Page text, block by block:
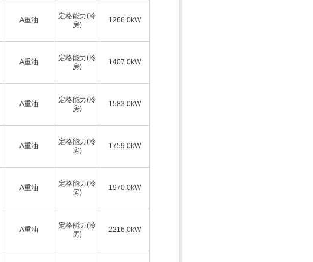
A重油
定格能力(冷
房)
1266.0kW
A重油
定格能力(冷
房)
1407.0kW
A重油
定格能力(冷
房)
1583.0kW
A重油
定格能力(冷
房)
1759.0kW
A重油
定格能力(冷
房)
1970.0kW
A重油
定格能力(冷
房)
2216.0kW